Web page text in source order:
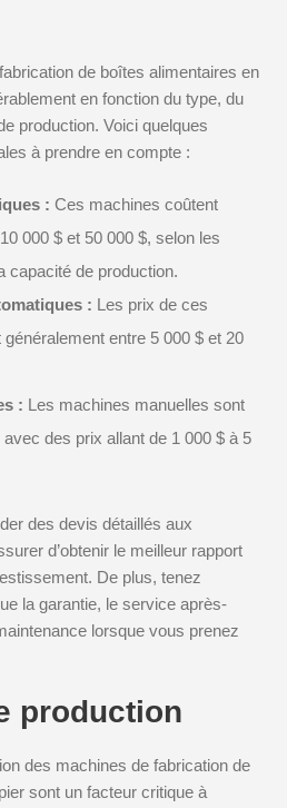
de boîtes alimentaires en
en fonction du type, du
production. Voici quelques
à prendre en compte :
: Ces machines coûtent
000 $ et 50 000 $, selon les
capacité de production.
: Les prix de ces
entre 5 000 $ et 20
: Les machines manuelles sont
des prix allant de 1 000 $ à 5
des devis détaillés aux
d’obtenir le meilleur rapport
De plus, tenez
la garantie, le service après-
lorsque vous prenez
production
des machines de fabrication de
sont un facteur critique à